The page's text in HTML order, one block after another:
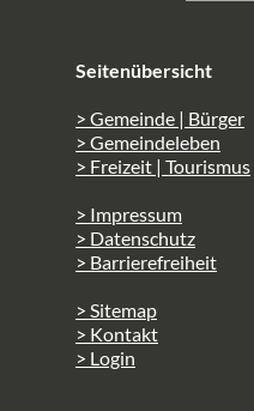
Seitenübersicht
> Gemeinde | Bürger
> Gemeindeleben
> Freizeit | Tourismus
> Impressum
> Datenschutz
> Barrierefreiheit
> Sitemap
> Kontakt
> Login